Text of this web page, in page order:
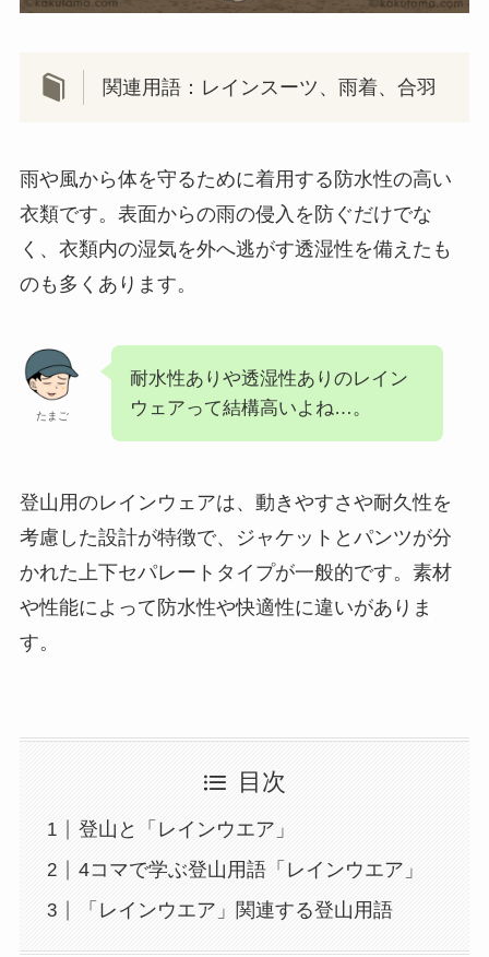
関連用語：レインスーツ、雨着、合羽
雨や風から体を守るために着用する防水性の高い
衣類です。表面からの雨の侵入を防ぐだけでな
く、衣類内の湿気を外へ逃がす透湿性を備えたも
のも多くあります。
たまご
耐水性ありや透湿性ありのレイン
ウェアって結構高いよね…。
登山用のレインウェアは、動きやすさや耐久性を
考慮した設計が特徴で、ジャケットとパンツが分
かれた上下セパレートタイプが一般的です。素材
や性能によって防水性や快適性に違いがありま
す。
目次
登山と「レインウエア」
4コマで学ぶ登山用語「レインウエア」
「レインウエア」関連する登山用語